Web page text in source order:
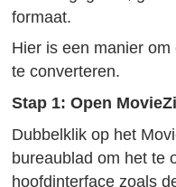
formaat.
Hier is een manier
te converteren.
Stap 1: Open
Dubbelklik op het
bureaublad om het te
hoofdinterface zoals